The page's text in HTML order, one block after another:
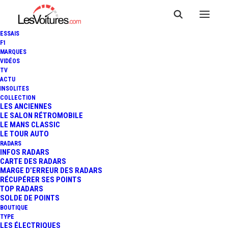
ESSAIS
F1
MARQUES
VIDÉOS
TV
ACTU
INSOLITES
COLLECTION
LES ANCIENNES
LE SALON RÉTROMOBILE
LE MANS CLASSIC
LE TOUR AUTO
RADARS
INFOS RADARS
CARTE DES RADARS
MARGE D’ERREUR DES RADARS
RÉCUPÉRER SES POINTS
TOP RADARS
SOLDE DE POINTS
BOUTIQUE
TYPE
LES ÉLECTRIQUES
12 janvier 2015
FORD GT : UNE